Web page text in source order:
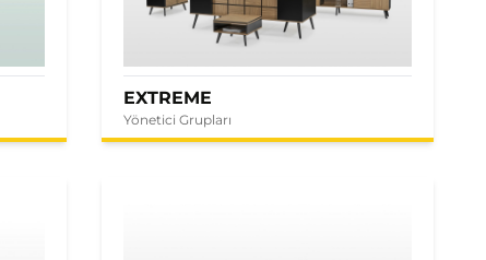
EXTREME
Yönetici Grupları